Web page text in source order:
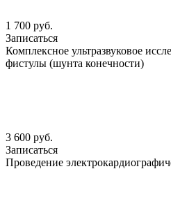
1 700 руб.
Записаться
Комплексное ультразвуковое
фистулы (шунта конечности)
3 600 руб.
Записаться
Проведение